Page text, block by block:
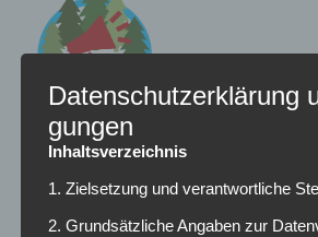
Radio Funkloch
Campusradio der Hochschule Darmstadt
Datenschutzerklärung
gungen
Inhaltsverzeichnis
1. Zielsetzung und verantwortliche
2. Grundsätzliche Angaben zur